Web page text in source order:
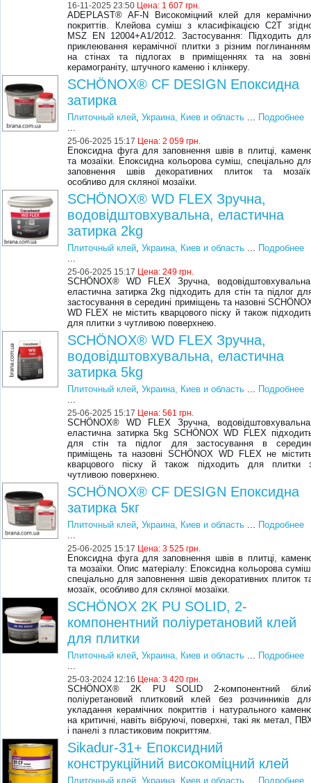
16-11-2025 23:50 Цена: 1 607 грн.
ADEPLAST® AF-N Високоміцний клей для
покриттів. Клейова суміш з класифікацією C2T
MSZ EN 12004+A1/2012. Застосування: Підходить
приклеювання керамічної плитки з різним
на стінах та підлогах в приміщеннях та на
керамограніту, штучного каменю і клінкеру.
SCHÖNOX® CF DESIGN Епоксидна
затирка
Плиточный клей,Украина, Киев и область ... Подробнее
...
25-06-2025 15:17 Цена:2 059 грн.
Епоксидна фуга для заповнення швів в плитці,
та мозаїки. Епоксидна кольорова суміш, спеціально
заповнення швів декоративних плиток та
особливо для скляної мозаїки.
SCHÖNOX® WD FLEX Зручна,
водовідштовхувальна, еластична
затиркa 2kg
Плиточный клей,Украина, Киев и область ... Подробнее
...
25-06-2025 15:17 Цена:249 грн.
SCHÖNOX® WD FLEX Зручна,
еластична затиркa 2kg підходить для стін та підлог
застосування в середині приміщень та назовні
WD FLEX не містить кварцового піску й також
для плитки з чутливою поверхнею.
SCHÖNOX® WD FLEX Зручна,
водовідштовхувальна, еластична
затиркa 5kg
Плиточный клей,Украина, Киев и область ... Подробнее
...
25-06-2025 15:17 Цена:561 грн.
SCHÖNOX® WD FLEX Зручна,
еластична затиркa 5kg SCHÖNOX WD FLEX
для стін та підлог для застосування в
приміщень та назовні SCHÖNOX WD FLEX не
кварцового піску й також підходить для плитки
чутливою поверхнею.
SCHÖNOX® CF DESIGN Епоксидна
затирка 5кг
Плиточный клей,Украина, Киев и область ... Подробнее
...
25-06-2025 15:17 Цена:3 525 грн.
Епоксидна фуга для заповнення швів в плитці,
та мозаїки. Опис матеріалу: Епоксидна кольорова
спеціально для заповнення швів декоративних плиток
мозаїк, особливо для скляної мозаїки.
SCHÖNOX 2K PU SOLID, 2-
компонентний поліуретановий клей
для плитки
Плиточный клей,Украина, Киев и область ... Подробнее
...
25-03-2024 12:16 Цена:3 420 грн.
SCHÖNOX® 2K PU SOLID 2-компонентний
поліуретановий плитковий клей без розчинників
укладання керамічних покриттів і натурального
на критичні, навіть вібруючі, поверхні, такі як метал,
і панелі з пластиковим покриттям.
Sikadur-31+ Епоксидний
конструкційний високоміцний клей
Плиточный клей ,Украина, Киев и область Подробнее